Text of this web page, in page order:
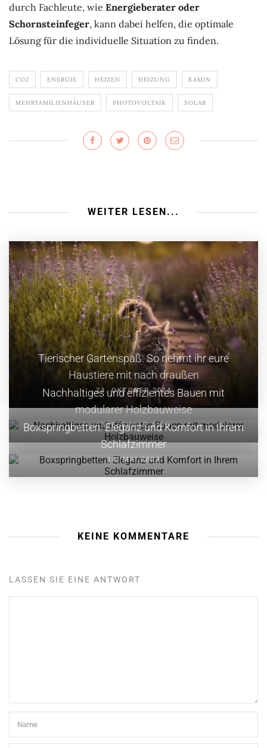
durch Fachleute, wie Energieberater oder
Schornsteinfeger, kann dabei helfen, die optimale
Lösung für die individuelle Situation zu finden.
CO2 ENERGIE HEIZEN HEIZUNG KAMIN
MEHRFAMILIENHÄUSER PHOTOVOLTAIK SOLAR
WEITER LESEN...
Tierischer Gartenspaß: So nehmt ihr eure
Haustiere mit nach draußen
23. OKTOBER 2024
Nachhaltiges und effizientes Bauen mit
modularer Holzbauweise
13. FEBRUAR 2025
Boxspringbetten: Eleganz und Komfort in Ihrem
Schlafzimmer
14. MAI 2024
KEINE KOMMENTARE
LASSEN SIE EINE ANTWORT